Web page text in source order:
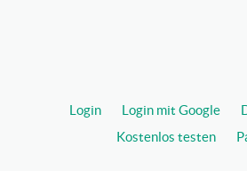
Login Login mit Google
Kostenlos testen